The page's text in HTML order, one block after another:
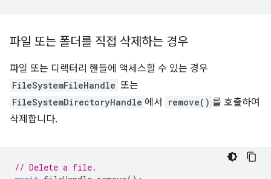
파일 또는 폴더를 직접 삭제하는 경우
파일 또는 디렉터리 핸들에 액세스할 수 있는 경우
FileSystemFileHandle 또는
FileSystemDirectoryHandle 에서 remove() 를 호출하여
삭제합니다.
// Delete a file.